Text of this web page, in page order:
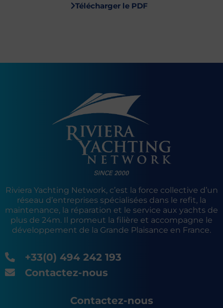
Télécharger le PDF
Riviera Yachting Network, c’est la force collective d’un
réseau d’entreprises spécialisées dans le refit, la
maintenance, la réparation et le service aux yachts de
plus de 24m. Il promeut la filière et accompagne le
développement de la Grande Plaisance en France.
+33(0) 494 242 193
Contactez-nous
Contactez-nous